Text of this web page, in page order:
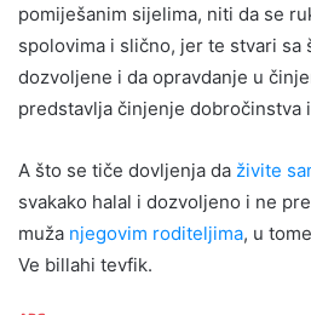
pomiješanim sijelima, niti da se
spolovima i slično, jer te stvari sa
dozvoljene i da opravdanje u
predstavlja činjenje dobročinstva
A što se tiče dovljenja da živite
svakako halal i dozvoljeno i ne
muža njegovim roditeljima, u
Ve billahi tevfik.